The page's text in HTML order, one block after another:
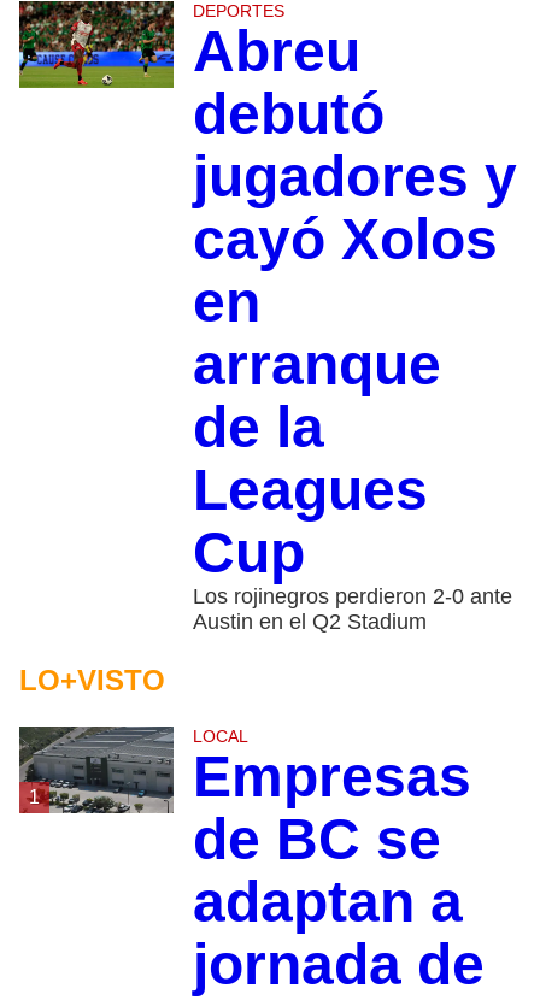
DEPORTES
Abreu
debutó
jugadores y
cayó Xolos
en
arranque
de la
Leagues
Cup
Los rojinegros perdieron 2-0 ante
Austin en el Q2 Stadium
LO+VISTO
1
LOCAL
Empresas
de BC se
adaptan a
jornada de